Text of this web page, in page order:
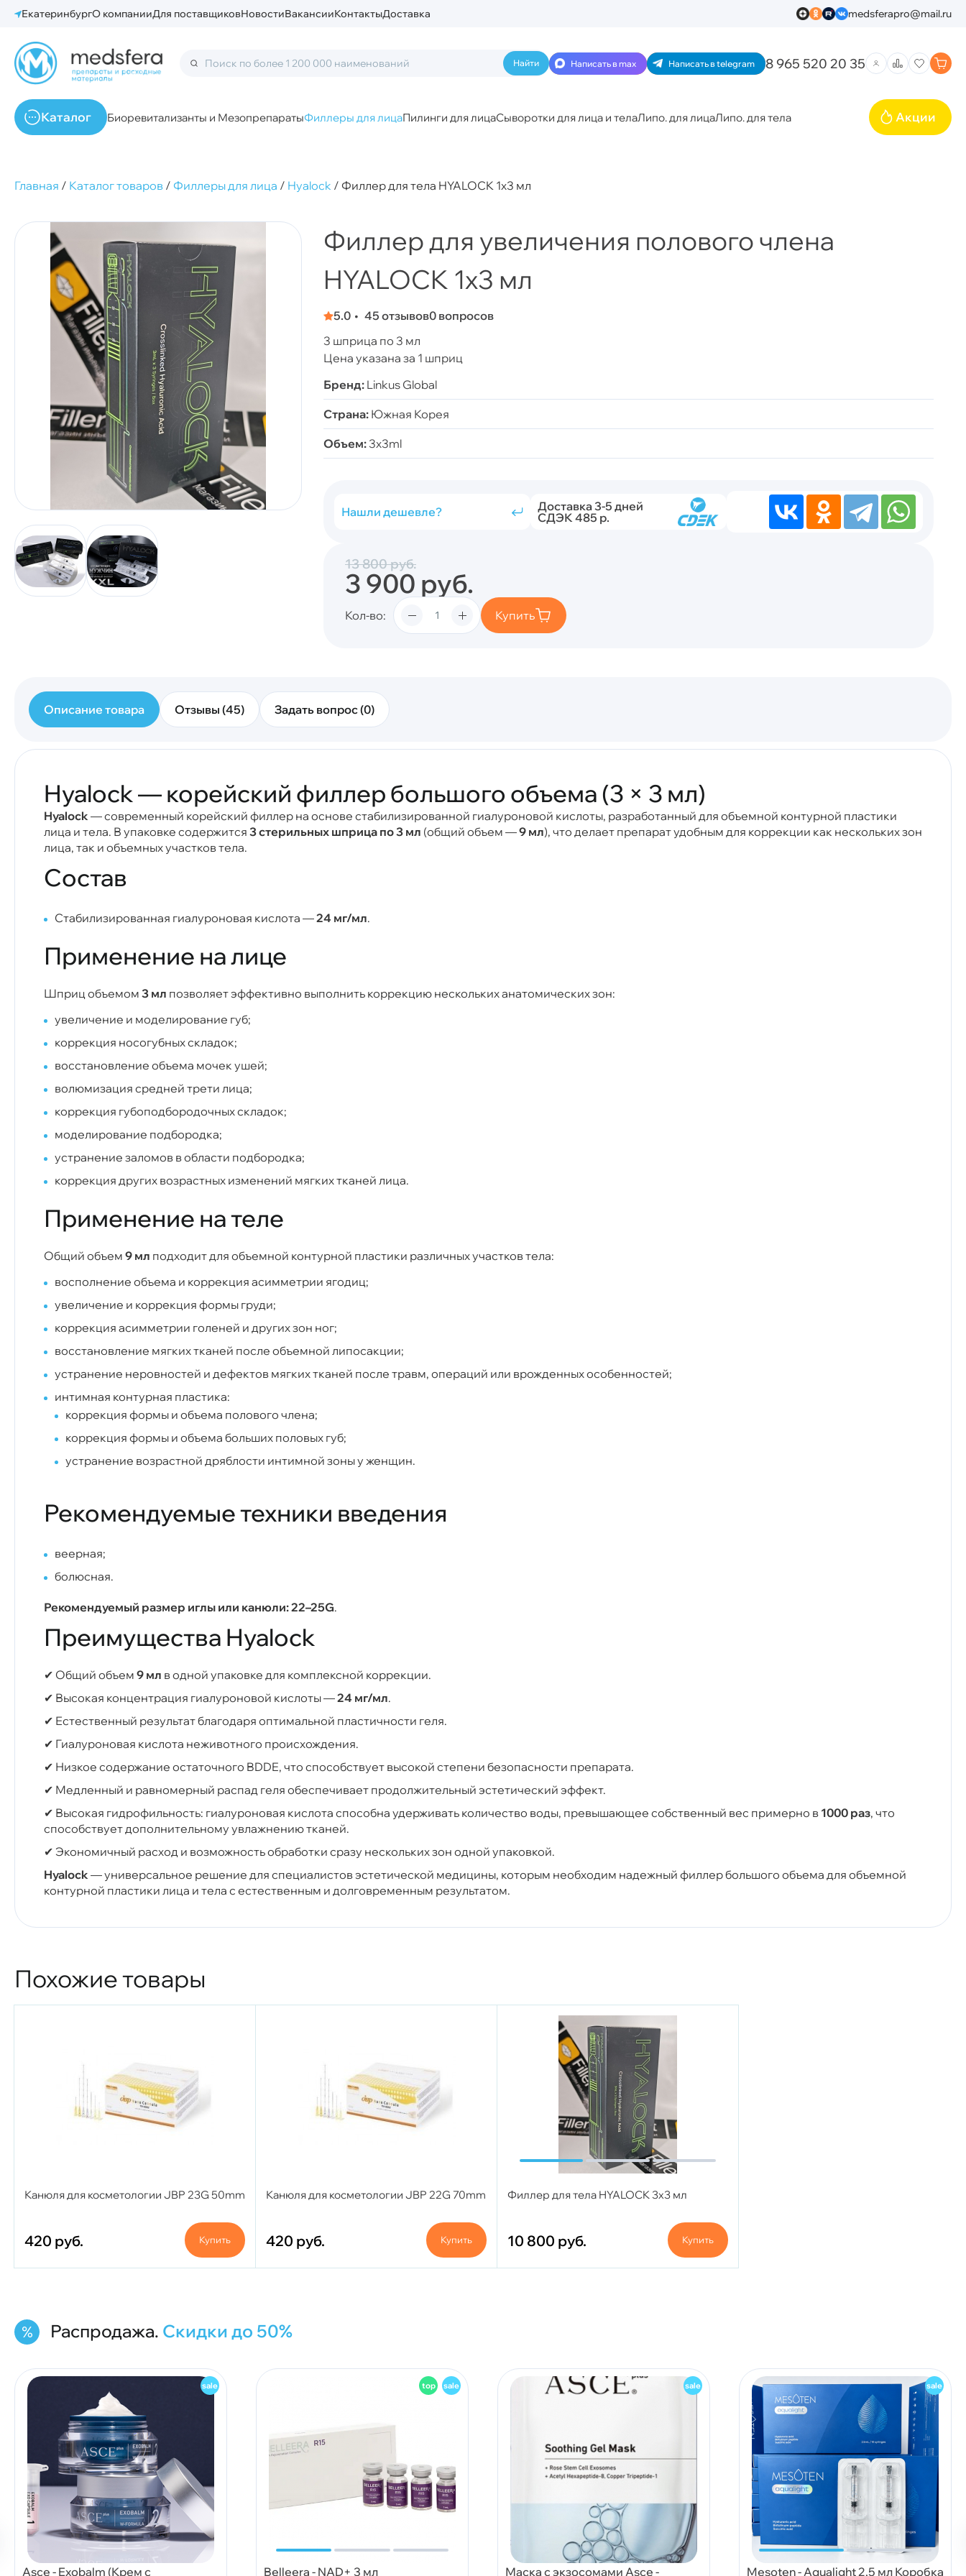
ЕкатеринбургО компанииДля поставщиковНовостиВакансииКонтактыДоставка medsferapro@mail.ru
Написать в max Написать в telegram 8 965 520 20 35
Каталог Биоревитализанты и МезопрепаратыФиллеры для лицаПилинги для лицаСыворотки для лица и телаЛипо. для лицаЛипо. для тела Акции
Главная / Каталог товаров / Филлеры для лица / Hyalock / Филлер для тела HYALOCK 1x3 мл
Филлер для увеличения полового члена
HYALOCK 1x3 мл
5.0 45 отзывов0 вопросов
3 шприца по 3 мл
Цена указана за 1 шприц
Бренд: Linkus Global
Страна: Южная Корея
Объем: 3x3ml
Нашли дешевле?
Доставка 3-5 дней
СДЭК 485 р.
13 800руб.
3 900 руб.
Кол-во Купить
Описание товара Отзывы (45) Задать вопрос (0)
Hyalock — корейский филлер большого объема (3 × 3 мл)
Hyalock — современный корейский филлер на основе стабилизированной гиалуроновой кислоты, разработанный для объемной контурной пластики
лица и тела. В упаковке содержится 3 стерильных шприца по 3 мл (общий объем —9 мл), что делает препарат удобным для коррекции как нескольких зон
лица, так и объемных участков тела.
Состав
Стабилизированная гиалуроновая кислота —24 мг/мл.
Применение на лице
Шприц объемом 3 мл позволяет эффективно выполнить коррекцию нескольких анатомических зон:
увеличение и моделирование губ;
коррекция носогубных складок;
восстановление объема мочек ушей;
волюмизация средней трети лица;
коррекция губоподбородочных складок;
моделирование подбородка;
устранение заломов в области подбородка;
коррекция других возрастных изменений мягких тканей лица.
Применение на теле
Общий объем 9 мл подходит для объемной контурной пластики различных участков тела:
восполнение объема и коррекция асимметрии ягодиц;
увеличение и коррекция формы груди;
коррекция асимметрии голеней и других зон ног;
восстановление мягких тканей после объемной липосакции;
устранение неровностей и дефектов мягких тканей после травм, операций или врожденных особенностей;
интимная контурная пластика:
коррекция формы и объема полового члена;
коррекция формы и объема больших половых губ;
устранение возрастной дряблости интимной зоны у женщин.
Рекомендуемые техники введения
веерная;
болюсная.
Рекомендуемый размер иглы или канюли:22–25G.
Преимущества Hyalock
✔ Общий объем 9 мл в одной упаковке для комплексной коррекции.
✔ Высокая концентрация гиалуроновой кислоты —24 мг/мл.
✔ Естественный результат благодаря оптимальной пластичности геля.
✔ Гиалуроновая кислота неживотного происхождения.
✔ Низкое содержание остаточного BDDE, что способствует высокой степени безопасности препарата.
✔ Медленный и равномерный распад геля обеспечивает продолжительный эстетический эффект.
✔ Высокая гидрофильность: гиалуроновая кислота способна удерживать количество воды, превышающее собственный вес примерно в 1000 раз, что
способствует дополнительному увлажнению тканей.
✔ Экономичный расход и возможность обработки сразу нескольких зон одной упаковкой.
Hyalock — универсальное решение для специалистов эстетической медицины, которым необходим надежный филлер большого объема для объемной
контурной пластики лица и тела с естественным и долговременным результатом.
Похожие товары
Канюля для косметологии JBP 23G 50mm
420 руб. Купить
Канюля для косметологии JBP 22G 70mm
420 руб. Купить
Филлер для тела HYALOCK 3x3 мл
10 800 руб. Купить
Распродажа. Скидки до 50%
Asce - Exobalm (Крем с Belleera - NAD+ 3 мл Маска с экзосомами Asce - Mesoten - Aqualight 2,5 мл Коробка